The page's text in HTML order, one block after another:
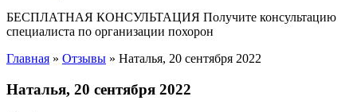
БЕСПЛАТНАЯ КОНСУЛЬТАЦИЯ Получите консультацию
специалиста по организации похорон
Главная » Отзывы » Наталья, 20 сентября 2022
Наталья, 20 сентября 2022